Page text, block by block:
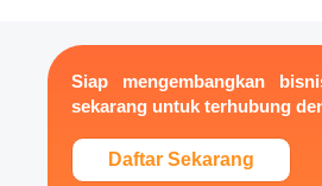
Siap mengembangkan
sekarang untuk terhubung
Daftar Sekarang